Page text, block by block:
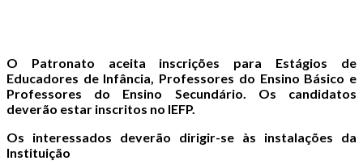
O Patronato aceita inscrições para Estágios de
Educadores de Infância, Professores do Ensino Básico e
Professores do Ensino Secundário. Os candidatos
deverão estar inscritos no IEFP.
Os interessados deverão dirigir-se às instalações da
Instituição